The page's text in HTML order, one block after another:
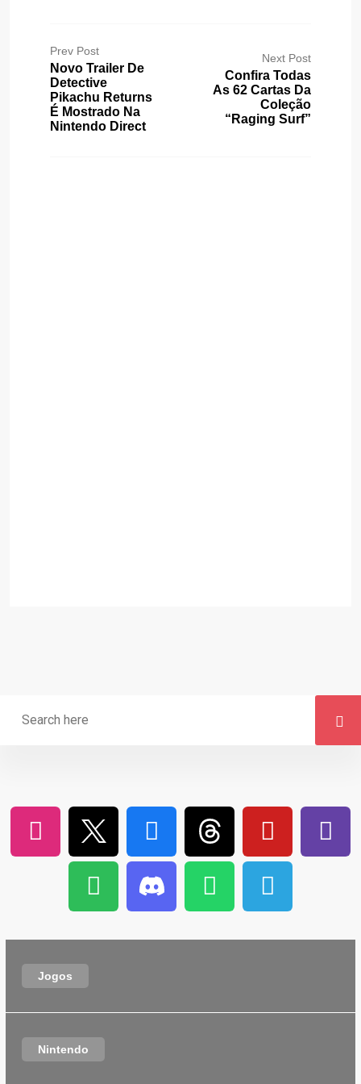
Prev Post
Novo Trailer De
Detective
Pikachu Returns
É Mostrado Na
Nintendo Direct
Next Post
Confira Todas
As 62 Cartas Da
Coleção
“Raging Surf”
Jogos
Nintendo